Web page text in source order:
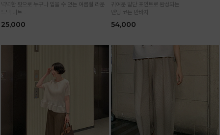
넉넉한 핏으로 누구나 입을 수 있는 여름철 라운
드넥 니트
입어요
25,000
귀여운 밑단 포인트로 완성되는
밴딩 코튼 반바지
54,000